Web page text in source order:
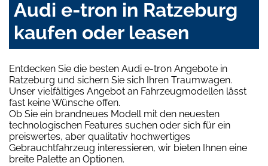
Audi e-tron in Ratzeburg
kaufen oder leasen
Entdecken Sie die besten Audi e-tron Angebote in
Ratzeburg und sichern Sie sich Ihren Traumwagen.
Unser vielfältiges Angebot an Fahrzeugmodellen lässt
fast keine Wünsche offen.
Ob Sie ein brandneues Modell mit den neuesten
technologischen Features suchen oder sich für ein
preiswertes, aber qualitativ hochwertiges
Gebrauchtfahrzeug interessieren, wir bieten Ihnen eine
breite Palette an Optionen.